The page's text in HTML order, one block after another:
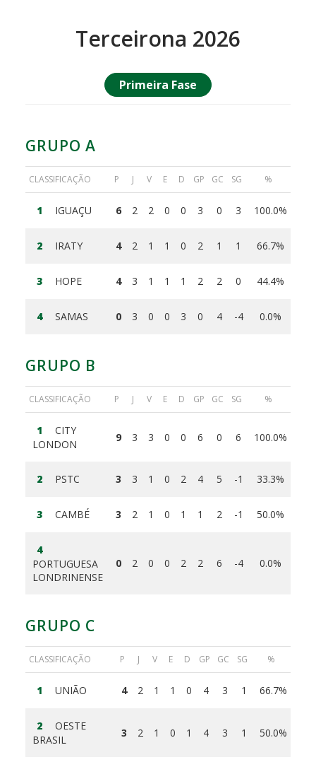
Terceirona 2026
Primeira Fase
GRUPO A
CLASSIFICAÇÃO P J V E D GP GC SG %
1 IGUAÇU 6 2 2 0 0 3 0 3 100.0%
2 IRATY 4 2 1 1 0 2 1 1 66.7%
3 HOPE 4 3 1 1 1 2 2 0 44.4%
4 SAMAS 0 3 0 0 3 0 4 -4 0.0%
GRUPO B
CLASSIFICAÇÃO P J V E D GP GC SG %
1
CITY
LONDON
9 3 3 0 0 6 0 6 100.0%
2 PSTC 3 3 1 0 2 4 5 -1 33.3%
3 CAMBÉ 3 2 1 0 1 1 2 -1 50.0%
4
PORTUGUESA
LONDRINENSE
0 2 0 0 2 2 6 -4 0.0%
GRUPO C
CLASSIFICAÇÃO P J V E D GP GC SG %
1 UNIÃO 4 2 1 1 0 4 3 1 66.7%
2
OESTE
BRASIL
3 2 1 0 1 4 3 1 50.0%